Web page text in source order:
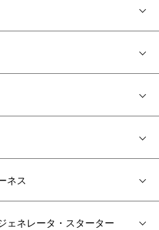
ネス
ェネレータ・スターター